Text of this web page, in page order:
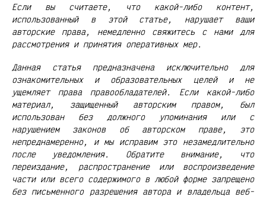
Если вы считаете, что какой-либо контент,
использованный в этой статье, нарушает ваши
авторские права, немедленно свяжитесь с нами для
рассмотрения и принятия оперативных мер.
Данная статья предназначена исключительно для
ознакомительных и образовательных целей и не
ущемляет права правообладателей. Если какой-либо
материал, защищенный авторским правом, был
использован без должного упоминания или с
нарушением законов об авторском праве, это
непреднамеренно, и мы исправим это незамедлительно
после уведомления. Обратите внимание, что
переиздание, распространение или воспроизведение
части или всего содержимого в любой форме запрещено
без письменного разрешения автора и владельца веб-